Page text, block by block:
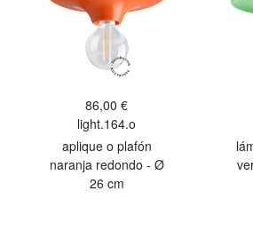
86,00 €
light.164.o
aplique o plafón
naranja redondo - Ø
26 cm